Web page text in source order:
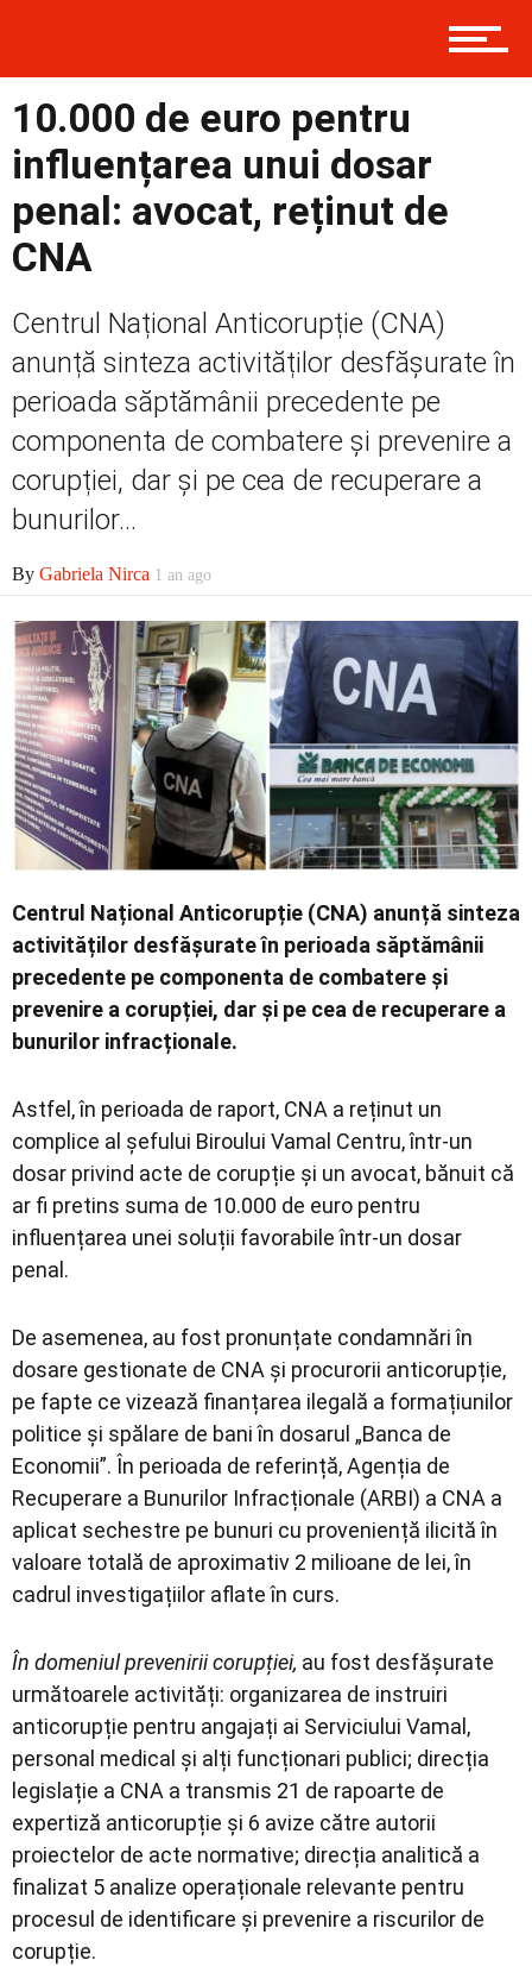
Prima
Politică
Externe
Social
Contact
10.000 de euro pentru
influențarea unui dosar
penal: avocat, reținut de
CNA
Centrul Național Anticorupție (CNA)
anunță sinteza activităților desfășurate în
perioada săptămânii precedente pe
componenta de combatere și prevenire a
corupției, dar și pe cea de recuperare a
bunurilor...
By Gabriela Nirca 1 an ago
Centrul Național Anticorupție (CNA) anunță sinteza
activităților desfășurate în perioada săptămânii
precedente pe componenta de combatere și
prevenire a corupției, dar și pe cea de recuperare a
bunurilor infracționale.
Astfel, în perioada de raport, CNA a reținut un
complice al șefului Biroului Vamal Centru, într-un
dosar privind acte de corupție și un avocat, bănuit că
ar fi pretins suma de 10.000 de euro pentru
influențarea unei soluții favorabile într-un dosar
penal.
De asemenea, au fost pronunțate condamnări în
dosare gestionate de CNA și procurorii anticorupție,
pe fapte ce vizează finanțarea ilegală a formațiunilor
politice și spălare de bani în dosarul „Banca de
Economii”. În perioada de referință, Agenția de
Recuperare a Bunurilor Infracționale (ARBI) a CNA a
aplicat sechestre pe bunuri cu proveniență ilicită în
valoare totală de aproximativ 2 milioane de lei, în
cadrul investigațiilor aflate în curs.
În domeniul prevenirii corupției, au fost desfășurate
următoarele activități: organizarea de instruiri
anticorupție pentru angajați ai Serviciului Vamal,
personal medical și alți funcționari publici; direcția
legislație a CNA a transmis 21 de rapoarte de
expertiză anticorupție și 6 avize către autorii
proiectelor de acte normative; direcția analitică a
finalizat 5 analize operaționale relevante pentru
procesul de identificare și prevenire a riscurilor de
corupție.